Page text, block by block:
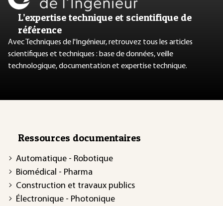
L’expertise technique et scientifique de
référence
Avec Techniques de l'Ingénieur, retrouvez tous les articles
scientifiques et techniques : base de données, veille
technologique, documentation et expertise technique.
Ressources documentaires
Automatique - Robotique
Biomédical - Pharma
Construction et travaux publics
Électronique - Photonique